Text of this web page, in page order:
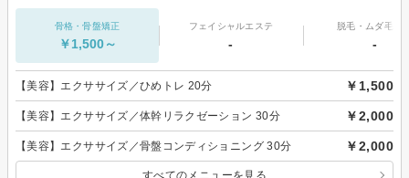
骨格・骨盤矯正
￥1,500～
フェイシャルエステ
-
脱毛・ムダ毛処
-
【美容】エクササイズ／ひめトレ 20分 ￥1,500
【美容】エクササイズ／体幹リラクゼーション 30分 ￥2,000
【美容】エクササイズ／骨盤コンディショニング 30分 ￥2,000
すべてのメニューを見る